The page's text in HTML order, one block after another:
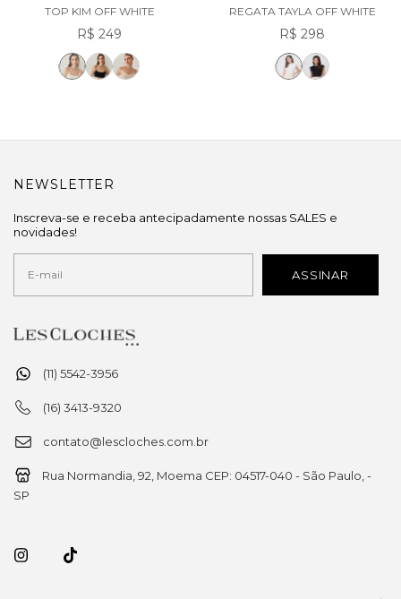
TOP KIM OFF WHITE
R$ 249
REGATA TAYLA OFF WHITE
R$ 298
(11) 5542-3956
(16) 3413-9320
contato@lescloches.com.br
Rua Normandia, 92, Moema CEP: 04517-040 - São Paulo, -
SP
NEWSLETTER
Inscreva-se e receba antecipadamente nossas SALES e
novidades!